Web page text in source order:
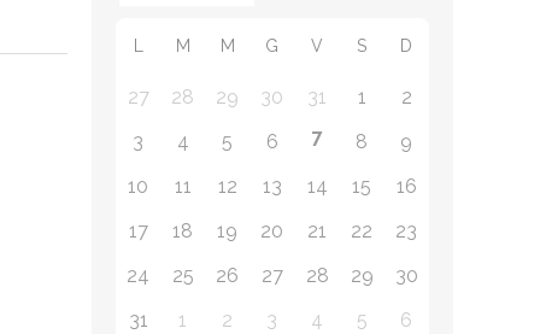
M M G V S D
27 28 29 30 31 1
2
3
4 5 6 7 8
9
10
11 12 13 14 15
16
17
18 19 20 21 22
23
24
25 26 27 28 29
30
31
1 2 3 4 5 6